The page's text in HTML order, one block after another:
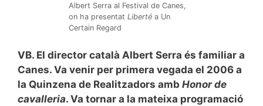
Albert Serra al Festival de Canes,
on ha presentat Libertéa Un
Certain Regard
VB. El director català Albert Serra és familiar a
Canes. Va venir per primera vegada el 2006 a
la Quinzena de Realitzadors amb Honor de
cavalleria. Va tornar a la mateixa programació